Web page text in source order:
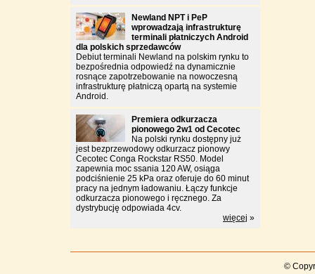
Newland NPT i PeP
wprowadzają infrastrukturę
terminali płatniczych Android
dla polskich sprzedawców
Debiut terminali Newland na polskim rynku to
bezpośrednia odpowiedź na dynamicznie
rosnące zapotrzebowanie na nowoczesną
infrastrukturę płatniczą opartą na systemie
Android.
Premiera odkurzacza
pionowego 2w1 od Cecotec
Na polski rynku dostępny już
jest bezprzewodowy odkurzacz pionowy
Cecotec Conga Rockstar RS50. Model
zapewnia moc ssania 120 AW, osiąga
podciśnienie 25 kPa oraz oferuje do 60 minut
pracy na jednym ładowaniu. Łączy funkcje
odkurzacza pionowego i ręcznego. Za
dystrybucję odpowiada 4cv.
więcej »
©